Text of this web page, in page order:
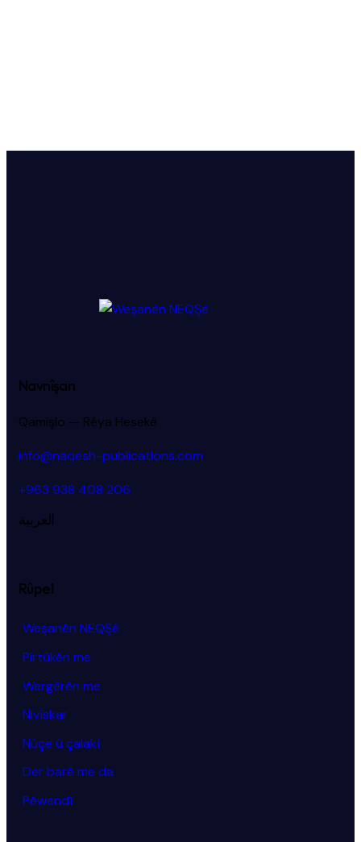
Navnîşan
Qamişlo — Rêya Hesekê
info@naqesh-publications.com
+963 938 408 206
العربية
Rûpel
Weşanên NEQŞê
Pirtûkên me
Wergêrên me
Nivîskar
Nûçe û çalakî
Der barê me da
Pêwendî